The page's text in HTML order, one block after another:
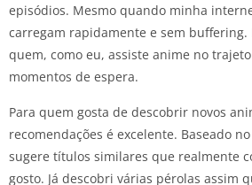
episódios. Mesmo quando minha
carregam rapidamente e sem buffering.
quem, como eu, assiste anime no
momentos de espera.
Para quem gosta de descobrir novos
recomendações é excelente. Baseado
sugere títulos similares que realmente
gosto. Já descobri várias pérolas assim